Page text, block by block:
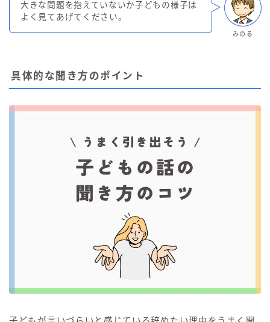
みのる
大きな問題を抱えていないか子どもの様子は
よく見てあげてください。
具体的な聞き方のポイント